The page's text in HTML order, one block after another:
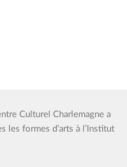
Culturel Charlemagne a
les formes d’arts à l’Institut